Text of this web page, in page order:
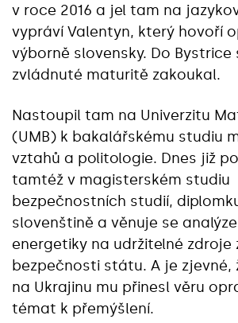
v roce 2016 a jel tam na
vypráví Valentyn, který hovoří
výborně slovensky. Do Bystrice
zvládnuté maturitě zakoukal.
Nastoupil tam na Univerzitu
(UMB) k bakalářskému studiu
vztahů a politologie. Dnes již
tamtéž v magisterském studiu
bezpečnostních studií,
slovenštině a věnuje se
energetiky na udržitelné zdroje
bezpečnosti státu. A je zjevné,
na Ukrajinu mu přinesl věru
témat k přemýšlení.